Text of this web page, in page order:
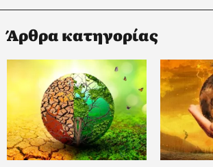
Άρθρα κατηγορίας